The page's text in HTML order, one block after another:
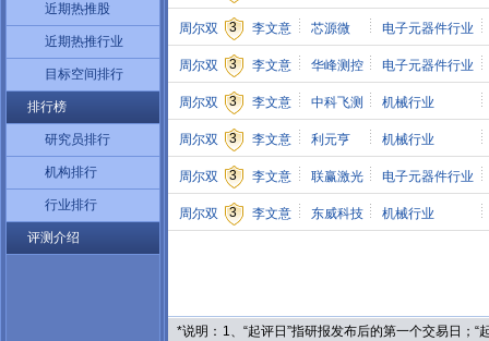
近期热推股
近期热推行业
目标空间排行
排行榜
研究员排行
机构排行
行业排行
评测介绍
周尔双 3 李文意 芯源微 电子元器件行业
周尔双 3 李文意 华峰测控 电子元器件行业
周尔双 3 李文意 中科飞测 机械行业
周尔双 3 李文意 利元亨 机械行业
周尔双 3 李文意 联赢激光 电子元器件行业
周尔双 3 李文意 东威科技 机械行业
*说明： 1、“起评日”指研报发布后的第一个交易日；